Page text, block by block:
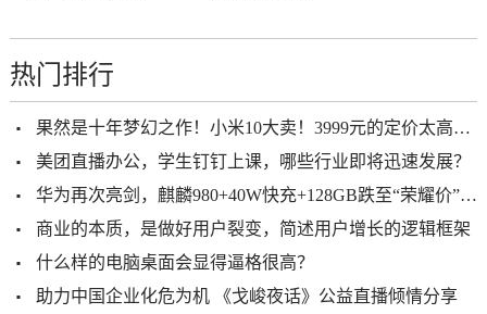
热门排行
果然是十年梦幻之作！小米10大卖！3999元的定价太高明了
美团直播办公，学生钉钉上课，哪些行业即将迅速发展？
华为再次亮剑，麒麟980+40W快充+128GB跌至“荣耀价”，还香吗？
商业的本质，是做好用户裂变，简述用户增长的逻辑框架
什么样的电脑桌面会显得逼格很高？
助力中国企业化危为机 《戈峻夜话》公益直播倾情分享